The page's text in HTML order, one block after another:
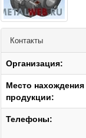
Контакты
Организация:
Место нахождения
продукции:
Телефоны: